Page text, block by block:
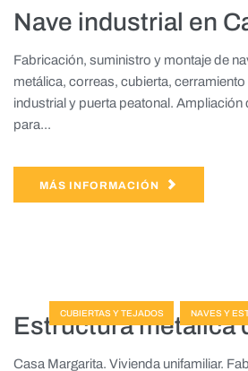
Nave industrial en
Fabricación, suministro y montaje de
metálica, correas, cubierta,
industrial y puerta peatonal. Ampliación
para...
MÁS INFORMACIÓN
CUBIERTAS Y TEJADOS NAVES Y
Estructura metálica
Casa Margarita. Vivienda unifamiliar.